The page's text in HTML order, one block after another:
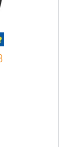
Informationen zum